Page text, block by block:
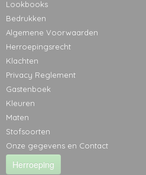
Lookbooks
Bedrukken
Algemene Voorwaarden
Herroepingsrecht
Klachten
Privacy Reglement
Gastenboek
Kleuren
Maten
Stofsoorten
Onze gegevens en Contact
Herroeping